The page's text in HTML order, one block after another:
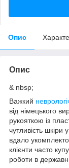
Опис
Опис
& nbsp;
Важкий
від німецького
рукояткою із
чутливість шкіри
вдало
клієнти часто
роботи в